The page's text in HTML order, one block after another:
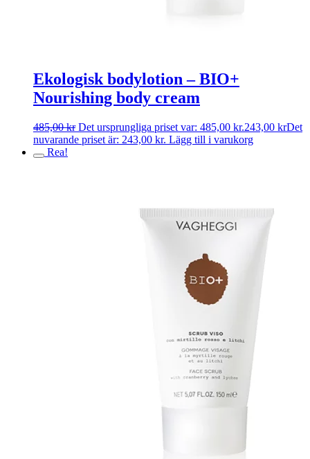
Ekologisk bodylotion – BIO+
Nourishing body cream
485,00kr Det ursprungliga priset var: 485,00 kr.243,00 krDet
nuvarande priset är: 243,00 kr. Lägg till i varukorg
Rea!